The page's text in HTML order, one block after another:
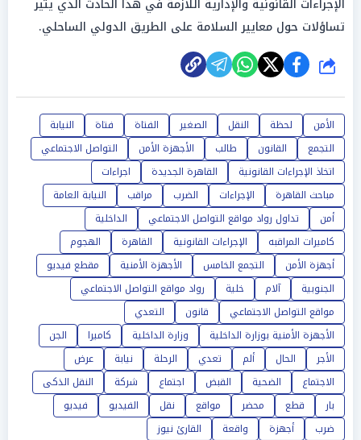
الإجراءات القانونية والإدارية اللازمة في هذا الحادث الذي يثير
تساؤلات حول معايير السلامة على الطريق الدولي الساحلي.
شارك
الأمن لحظة النقل الصغير الفتاة فتاة
النيابة
التجمع
القانون طالب الأجهزة الأمن
التواصل الاجتماعي
اتخاذ الإجراءات القانونية
القاهرة الجديدة
اجراءات
مباحث القاهرة
الإجراءات الضرب مراقب
النيابة العامة
أمن
تداول رواد مواقع التواصل الاجتماعي
الداخلية
كاميرات المراقبه
الإجراءات القانونية القاهرة
الهجوم
أجهزة الأمن
التجمع الخامس الأجهزة الأمنية
مقطع فيديو
الجنوبية
آلام خلية
رواد مواقع التواصل الاجتماعي
مواقع التواصل الاجتماعي
قانون
التعدي
الأجهزة الأمنية بوزارة الداخلية
وزارة الداخلية كاميرا
الجن
الأجر
الحال ألم تعدي الرحلة نيابة
عرض
الاجتماع
الضحية القبض اجتماع شركة
النقل الذكى
بار
قطع محضر مواقع نقل الفيديو
فيديو
ضرب
أجهزة واقعة القارئ نيوز